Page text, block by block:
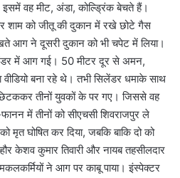
वह मीट, अंडा, कोल्ड्रिंक बेचते हैं।
शाम को जीतू की दुकान में रखे छोटे गैस
ने दूसरी दुकान को भी चपेट में लिया।
में आग गई। 50 मीटर दूर से अमन,
बना रहे थे। तभी सिलेंडर धमाके साथ
तीनों युवकों के पर गए। जिससे वह
में तीनों को सीएचसी शिवराजपुर ले
मृत घोषित कर दिया, जबकि बाकि दो को
केशव कुमार तिवारी और नायब तहसीलदार
ने आग पर काबू पाया। इंस्पेक्टर